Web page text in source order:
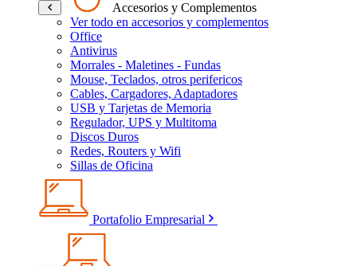
Accesorios y Complementos
Ver todo en accesorios y complementos
Office
Antivirus
Morrales - Maletines - Fundas
Mouse, Teclados, otros perifericos
Cables, Cargadores, Adaptadores
USB y Tarjetas de Memoria
Regulador, UPS y Multitoma
Discos Duros
Redes, Routers y Wifi
Sillas de Oficina
Portafolio Empresarial